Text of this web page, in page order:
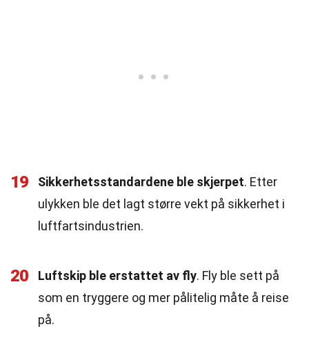
19 Sikkerhetsstandardene ble skjerpet. Etter
ulykken ble det lagt større vekt på sikkerhet i
luftfartsindustrien.
20 Luftskip ble erstattet av fly. Fly ble sett på
som en tryggere og mer pålitelig måte å reise
på.